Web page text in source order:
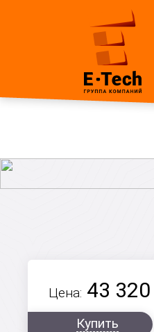
Цена: 43 320
Купить